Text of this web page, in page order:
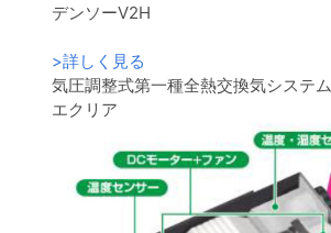
デンソーV2H
>詳しく見る
気圧調整式第一種全熱交換気システム
エクリア